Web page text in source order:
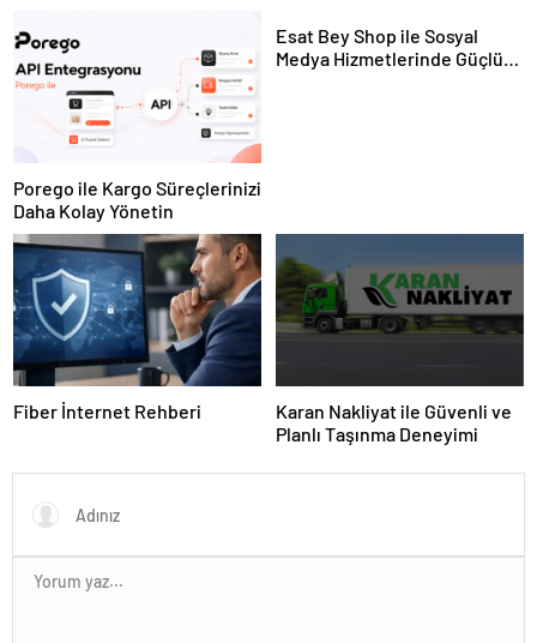
Porego ile Kargo Süreçlerinizi
Daha Kolay Yönetin
Esat Bey Shop ile Sosyal
Medya Hizmetlerinde Güçlü
Fiber İnternet Rehberi
Karan Nakliyat ile Güvenli ve
Planlı Taşınma Deneyimi